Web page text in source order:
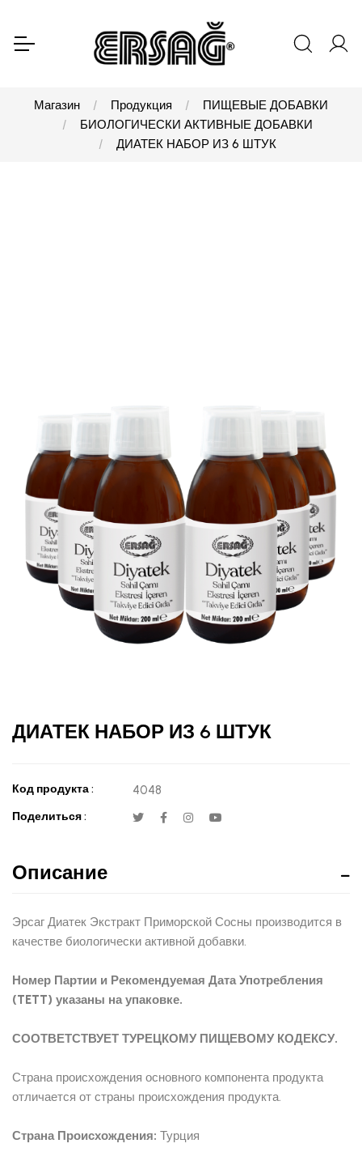
Магазин Продукция
ПИЩЕВЫЕ ДОБАВКИ
БИОЛОГИЧЕСКИ АКТИВНЫЕ ДОБАВКИ
ДИАТЕК НАБОР ИЗ 6 ШТУК
ДИАТЕК НАБОР ИЗ 6 ШТУК
Код продукта : 4048
Поделиться :
Описание
Эрсаг Диатек Экстракт Приморской Сосны производится в
качестве биологически активной добавки.
Номер Партии и Рекомендуемая Дата Употребления
(TETT) указаны на упаковке.
СООТВЕТСТВУЕТ ТУРЕЦКОМУ ПИЩЕВОМУ КОДЕКСУ.
Страна происхождения основного компонента продукта
отличается от страны происхождения продукта.
Страна Происхождения: Турция